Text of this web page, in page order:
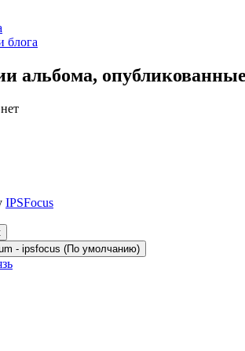
блога
альбома,
IPSFocus
- ipsfocus (По умолчанию)